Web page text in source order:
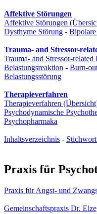
Affektive Störungen
Affektive Störungen
Dysthyme Störung - Bipolare
Trauma- and Stressor-
Trauma- and Stressor-
Belastungsreaktion - Burn-
Belastungsstörung
Therapieverfahren
Therapieverfahren
Psychodynamische
Psychopharmaka
Inhaltsverzeichnis -
Praxis für
Praxis für Angst- und
Gemeinschaftspraxis Dr. Elze